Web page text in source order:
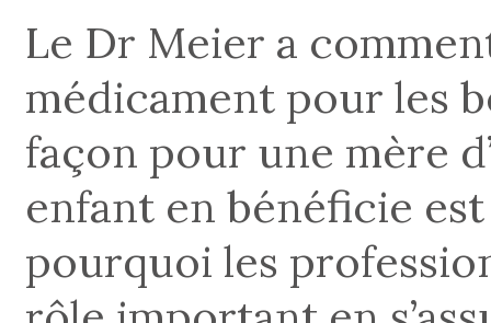
Le Dr Meier a
médicament pour les
façon pour une mère
enfant en bénéficie
pourquoi les